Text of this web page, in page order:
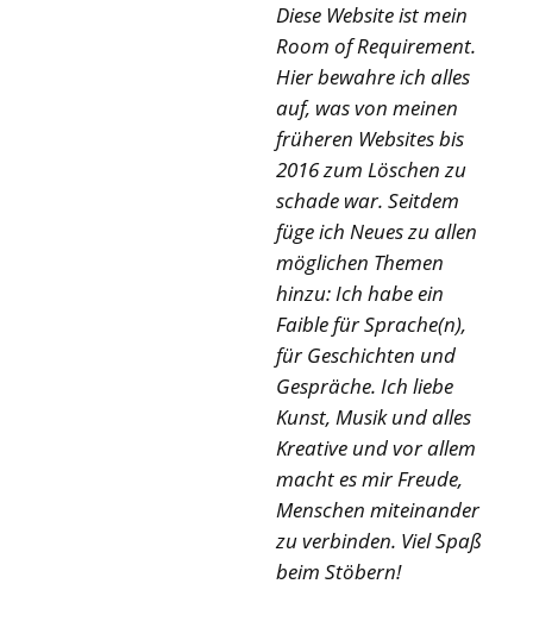
Diese Website ist mein
Room of Requirement.
Hier bewahre ich alles
auf, was von meinen
früheren Websites bis
2016 zum Löschen zu
schade war. Seitdem
füge ich Neues zu allen
möglichen Themen
hinzu: Ich habe ein
Faible für Sprache(n),
für Geschichten und
Gespräche. Ich liebe
Kunst, Musik und alles
Kreative und vor allem
macht es mir Freude,
Menschen miteinander
zu verbinden. Viel Spaß
beim Stöbern!